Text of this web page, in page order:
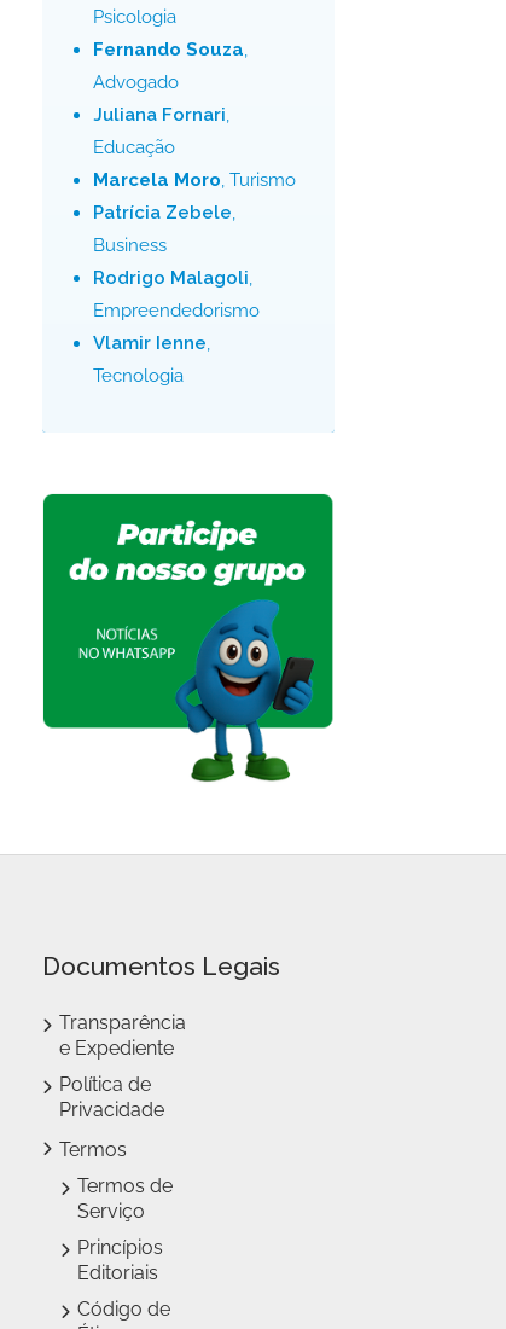
Psicologia
Fernando Souza,
Advogado
Juliana Fornari,
Educação
Marcela Moro, Turismo
Patrícia Zebele,
Business
Rodrigo Malagoli,
Empreendedorismo
Vlamir Ienne,
Tecnologia
Documentos Legais
Transparência
e Expediente
Política de
Privacidade
Termos
Termos de
Serviço
Princípios
Editoriais
Código de